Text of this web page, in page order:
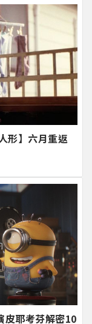
形】六月重返
皮耶考芬解密10